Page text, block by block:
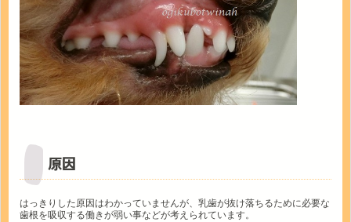
原因
はっきりした原因はわかっていませんが、乳歯が抜け落ちるために必要な
歯根を吸収する働きが弱い事などが考えられています。